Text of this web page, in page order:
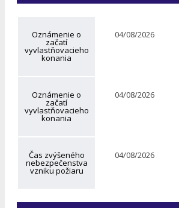
Oznámenie o
začatí
vyvlastňovacieho
konania
04/08/2026
Oznámenie o
začatí
vyvlastňovacieho
konania
04/08/2026
Čas zvýšeného
nebezpečenstva
vzniku požiaru
04/08/2026